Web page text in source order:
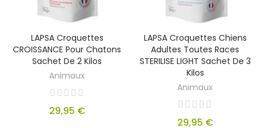
LAPSA Croquettes
CROISSANCE Pour Chatons
Sachet De 2 Kilos
Animaux
29,95 €
LAPSA Croquettes Chiens
Adultes Toutes Races
STERILISE LIGHT Sachet De 3
Kilos
Animaux
29,95 €